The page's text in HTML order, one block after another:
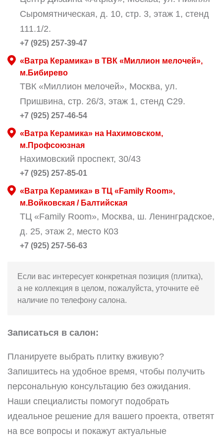
Сыромятническая, д. 10, стр. 3, этаж 1, стенд
111.1/2.
+7 (925) 257-39-47
«Ватра Керамика» в ТВК «Миллион мелочей»,
м.Бибирево
ТВК «Миллион мелочей», Москва, ул.
Пришвина, стр. 26/3, этаж 1, стенд С29.
+7 (925) 257-46-54
«Ватра Керамика» на Нахимовском,
м.Профсоюзная
Нахимовский проспект, 30/43
+7 (925) 257-85-01
«Ватра Керамика» в ТЦ «Family Room»,
м.Войковская / Балтийская
ТЦ «Family Room», Москва, ш. Ленинградское,
д. 25, этаж 2, место К03
+7 (925) 257-56-63
Если вас интересует конкретная позиция (плитка),
а не коллекция в целом, пожалуйста, уточните её
наличие по телефону салона.
Записаться в салон:
Планируете выбрать плитку вживую?
Запишитесь на удобное время, чтобы получить
персональную консультацию без ожидания.
Наши специалисты помогут подобрать
идеальное решение для вашего проекта, ответят
на все вопросы и покажут актуальные